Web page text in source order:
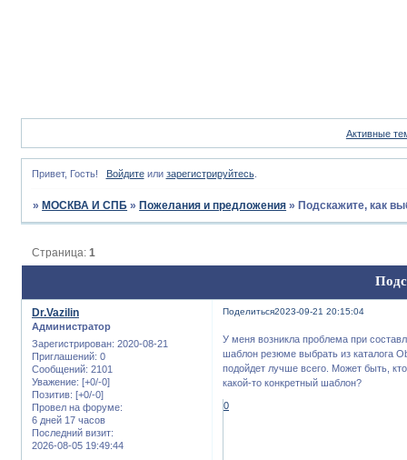
Активные
Привет, Гость! Войдитеили зарегистрируйтесь.
» МОСКВА И СПБ » Пожелания и предложения » Подскажите, как
Страница:1
Поделиться2023-09-21 20:15:04
Dr.Vazilin
Администратор
Зарегистрирован: 2020-08-21
Приглашений: 0
Сообщений: 2101
Уважение: [+0/-0]
Позитив: [+0/-0]
Провел на форуме:
6 дней 17 часов
Последний визит:
2026-08-05 19:49:44
У меня возникла проблема при
шаблон резюме выбрать из каталога
подойдет лучше всего. Может быть,
какой-то конкретный шаблон?
0